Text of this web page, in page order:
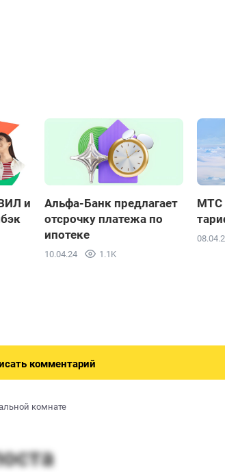
и
Альфа-Банк предлагает
отсрочку платежа по
ипотеке
10.04.24 1.1K
МТС
комментарий
комнате